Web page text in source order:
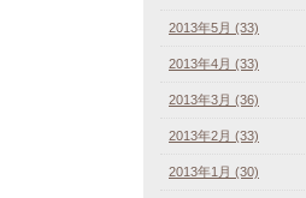
2013年5月 (33)
2013年4月 (33)
2013年3月 (36)
2013年2月 (33)
2013年1月 (30)